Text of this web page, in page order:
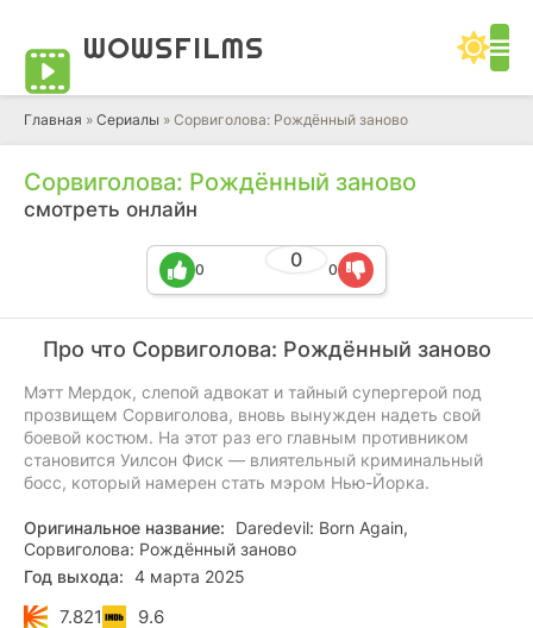
WOWSFILMS
Главная » Сериалы » Сорвиголова: Рождённый заново
Сорвиголова: Рождённый заново
смотреть онлайн
0
0 0
Про что Сорвиголова: Рождённый заново
Мэтт Мердок, слепой адвокат и тайный супергерой под
прозвищем Сорвиголова, вновь вынужден надеть свой
боевой костюм. На этот раз его главным противником
становится Уилсон Фиск — влиятельный криминальный
босс, который намерен стать мэром Нью-Йорка.
Оригинальное название:
Daredevil: Born Again,
Сорвиголова: Рождённый заново
Год выхода: 4 марта 2025
7.821 9.6